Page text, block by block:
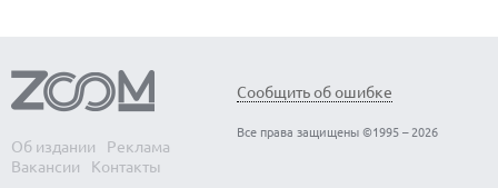
Об издании
Реклама
Вакансии
Контакты
Сообщить об ошибке
Все права защищены ©1995 – 2026